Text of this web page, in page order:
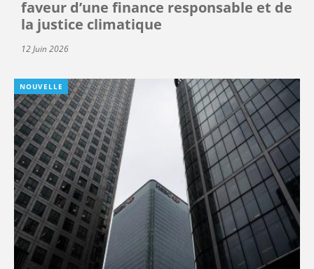
faveur d’une finance responsable et de
la justice climatique
12 Juin 2026
NOUVELLE